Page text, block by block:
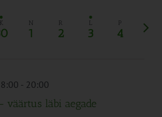
Views
Navigation
K N
1
R
2
L
3 4
- 20:00
väärtus läbi aegade